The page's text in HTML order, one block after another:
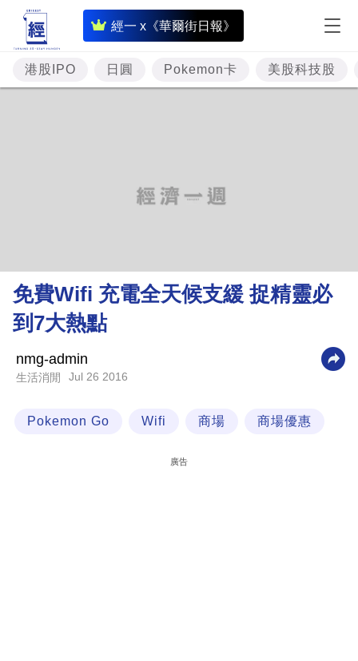
經一 x《華爾街日報》
即
時
財
經
理
財
商
科
港股IPO 日圓 Pokemon卡 美股科技股
免費Wifi 充電全天候支緩 捉精靈必
到7大熱點
nmg-admin
生活消閒 Jul 26 2016
Pokemon Go Wifi 商場 商場優惠
廣告